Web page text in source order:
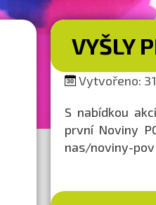
VYŠLY
Vytvořeno:
S nabídkou
první Noviny
nas/noviny-pov